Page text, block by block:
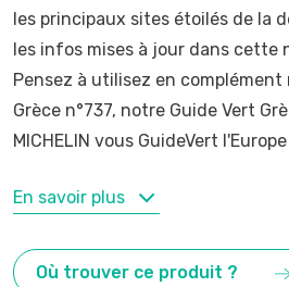
les principaux sites étoilés de la
les infos mises à jour dans cette
Pensez à utilisez en
Grèce n°737, notre Guide Vert
MICHELIN vous GuideVert
MOTS-CLÉS
Olympie
En savoir plus
Où trouver ce produit ?